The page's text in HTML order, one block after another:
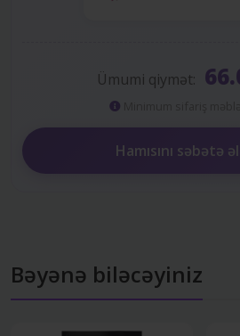
Ümumi qiymət:
Hamısını səbətə
Bəyənə biləcəyiniz